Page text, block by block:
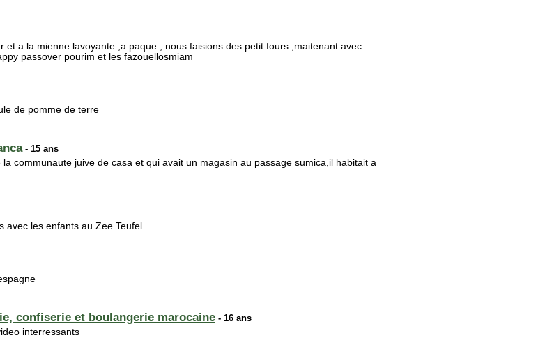
et a la mienne lavoyante ,a paque , nous faisions des petit fours ,maitenant avec
passover pourim et les fazouellosmiam
de pomme de terre
- 15 ans
communaute juive de casa et qui avait un magasin au passage sumica,il habitait a
avec les enfants au Zee Teufel
confiserie et boulangerie marocaine - 16 ans
interressants